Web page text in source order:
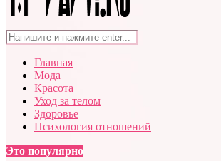
Главная
Мода
Красота
Уход за телом
Здоровье
Психология отношений
Это популярно